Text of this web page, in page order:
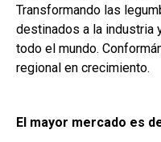
Transformando las
destinados a la industria
todo el mundo.
regional en crecimiento.
El mayor mercado es